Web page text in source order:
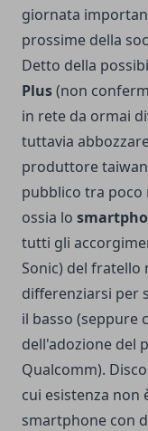
giornata
prossime della
Detto della
Plus(non
in rete da ormai
tuttavia
produttore
pubblico tra poco
ossia lo
tutti gli
Sonic) del fratello
differenziarsi per
il basso (seppure
dell'adozione del
Qualcomm).
cui esistenza non
smartphone con